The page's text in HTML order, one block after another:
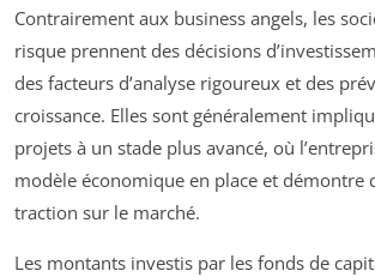
Contrairement aux business angels, les
risque prennent des décisions
des facteurs d’analyse rigoureux et des
croissance. Elles sont généralement
projets à un stade plus avancé, où
modèle économique en place et démontre
traction sur le marché.
Les montants investis par les fonds de